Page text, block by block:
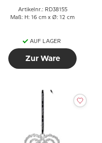
Artikelnr.: RD38155
Maß: H: 16 cm x Ø: 12 cm
AUF LAGER
Zur Ware